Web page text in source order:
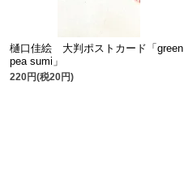
樋口佳絵 大判ポストカード「green
pea sumi」
220円(税20円)